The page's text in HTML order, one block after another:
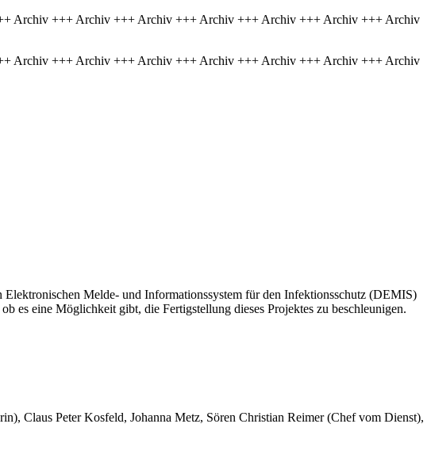
Archiv +++ Archiv +++ Archiv +++ Archiv +++ Archiv +++ Archiv +++ Archiv
Archiv +++ Archiv +++ Archiv +++ Archiv +++ Archiv +++ Archiv +++ Archiv
Elektronischen Melde- und Informationssystem für den Infektionsschutz (DEMIS)
es eine Möglichkeit gibt, die Fertigstellung dieses Projektes zu beschleunigen.
Claus Peter Kosfeld, Johanna Metz, Sören Christian Reimer (Chef vom Dienst),